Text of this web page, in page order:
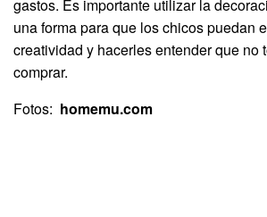
gastos. Es importante utilizar la
una forma para que los chicos puedan
creatividad y hacerles entender que no
comprar.
Fotos: homemu.com